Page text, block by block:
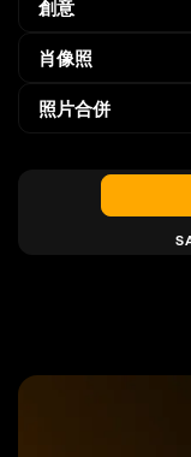
創意
肖像照
照片合併